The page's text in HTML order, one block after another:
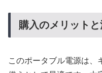
購入のメリット
このポータブル電源は、